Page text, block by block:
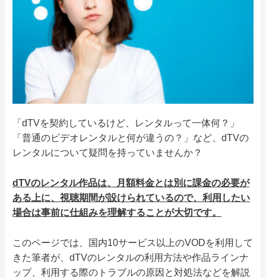
「dTVを契約しているけど、レンタルって一体何？」
「普通のビデオレンタルと何が違うの？」など、dTVの
レンタルについて疑問を持っていませんか？
dTVのレンタル作品は、月額料金とは別に課金の必要が
ある上に、視聴期間が設けられているので、利用したい
場合は事前に仕組みを理解することが大切です。
このページでは、国内10サービス以上のVODを利用して
きた筆者が、dTVのレンタルの利用方法や作品ラインナ
ップ、利用する際のトラブルの原因と対処法などを解説